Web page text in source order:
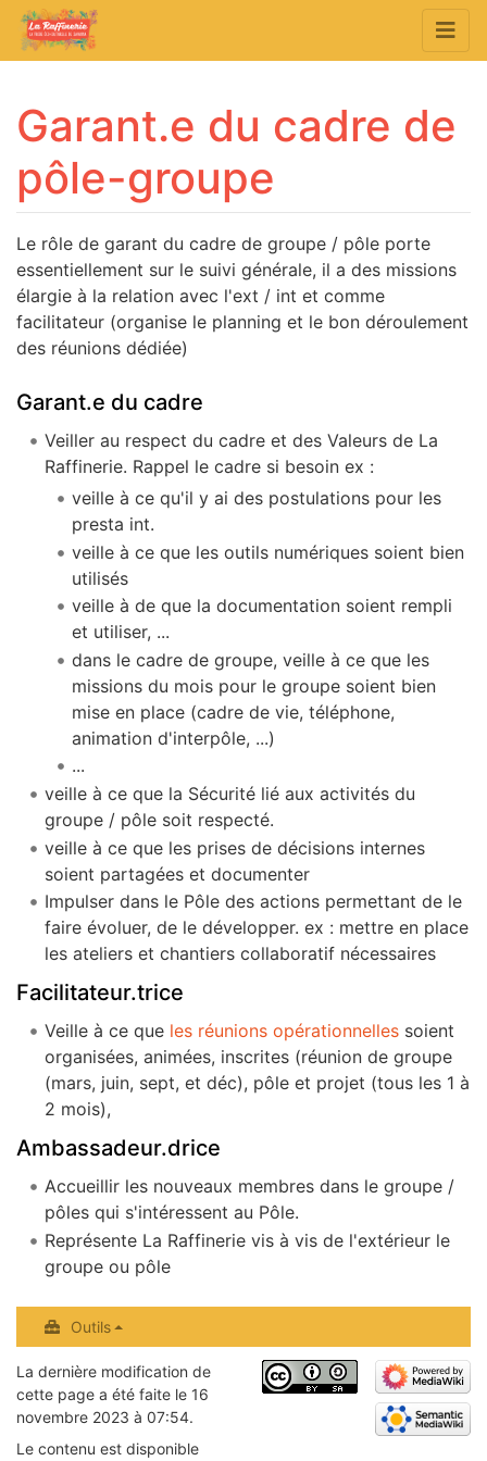
Garant.e du cadre de
pôle-groupe
Aller à : navigation ,rechercher
Le rôle de garant du cadre de groupe / pôle porte
essentiellement sur le suivi générale, il a des missions
élargie à la relation avec l'ext / int et comme
facilitateur (organise le planning et le bon déroulement
des réunions dédiée)
Garant.e du cadre
Veiller au respect du cadre et des Valeurs de La
Raffinerie. Rappel le cadre si besoin ex :
veille à ce qu'il y ai des postulations pour les
presta int.
veille à ce que les outils numériques soient bien
utilisés
veille à de que la documentation soient rempli
et utiliser, ...
dans le cadre de groupe, veille à ce que les
missions du mois pour le groupe soient bien
mise en place (cadre de vie, téléphone,
animation d'interpôle, ...)
...
veille à ce que la Sécurité lié aux activités du
groupe / pôle soit respecté.
veille à ce que les prises de décisions internes
soient partagées et documenter
Impulser dans le Pôle des actions permettant de le
faire évoluer, de le développer. ex : mettre en place
les ateliers et chantiers collaboratif nécessaires
Facilitateur.trice
Veille à ce que les réunions opérationnellessoient
organisées, animées, inscrites (réunion de groupe
(mars, juin, sept, et déc), pôle et projet (tous les 1 à
2 mois),
Ambassadeur.drice
Accueillir les nouveaux membres dans le groupe /
pôles qui s'intéressent au Pôle.
Représente La Raffinerie vis à vis de l'extérieur le
groupe ou pôle
Outils
La dernière modification de
cette page a été faite le 16
novembre 2023 à 07:54.
Le contenu est disponible